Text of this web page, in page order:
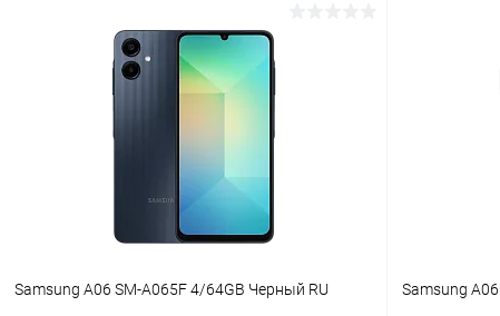
Samsung A06 SM-A065F 4/64GB Черный RU Samsung